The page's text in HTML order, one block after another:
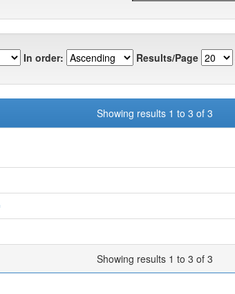
In order: Results/Page
Showing results 1 to 3 of 3
Showing results 1 to 3 of 3